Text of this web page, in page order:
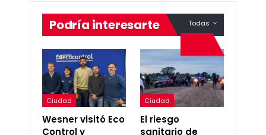
Todas
Podría interesarte
Ciudad
Wesner visitó Eco
Control y
Ciudad
El riesgo
sanitario de